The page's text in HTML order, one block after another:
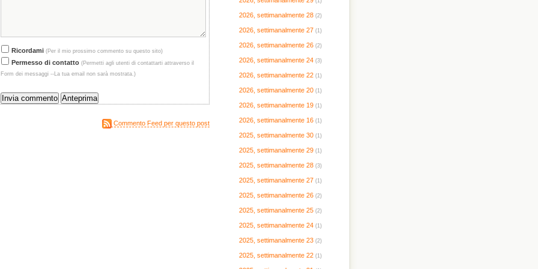
Ricordami (Per il mio prossimo commento su questo sito)
Permesso di contatto (Permetti agli utenti di contattarti attraverso il
Form dei messaggi --La tua email non sarà mostrata.)
Commento Feed per questo post
2026, settimanalmente 28 (2)
2026, settimanalmente 27 (1)
2026, settimanalmente 26 (2)
2026, settimanalmente 24 (3)
2026, settimanalmente 22 (1)
2026, settimanalmente 20 (1)
2026, settimanalmente 19 (1)
2026, settimanalmente 16 (1)
2025, settimanalmente 30 (1)
2025, settimanalmente 29 (1)
2025, settimanalmente 28 (3)
2025, settimanalmente 27 (1)
2025, settimanalmente 26 (2)
2025, settimanalmente 25 (2)
2025, settimanalmente 24 (1)
2025, settimanalmente 23 (2)
2025, settimanalmente 22 (1)